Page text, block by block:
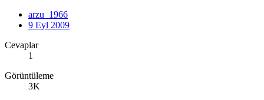
arzu_1966
9 Eyl 2009
Cevaplar
1
Görüntüleme
3K